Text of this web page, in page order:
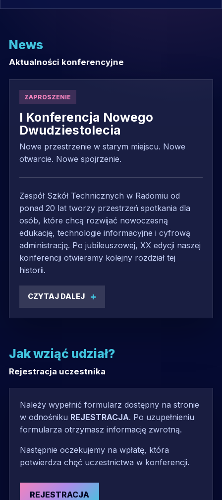
News
Aktualności konferencyjne
ZAPROSZENIE
I Konferencja Nowego
Dwudziestolecia
Nowe przestrzenie w starym miejscu. Nowe
otwarcie. Nowe spojrzenie.
Zespół Szkół Technicznych w Radomiu od
ponad 20 lat tworzy przestrzeń spotkania dla
osób, które chcą rozwijać nowoczesną
edukację, technologie informacyjne i cyfrową
administrację. Po jubileuszowej, XX edycji naszej
konferencji otwieramy kolejny rozdział tej
historii.
CZYTAJ DALEJ
Jak wziąć udział?
Rejestracja uczestnika
Należy wypełnić formularz dostępny na stronie
w odnośniku REJESTRACJA. Po uzupełnieniu
formularza otrzymasz informację zwrotną.
Następnie oczekujemy na wpłatę, która
potwierdza chęć uczestnictwa w konferencji.
REJESTRACJA